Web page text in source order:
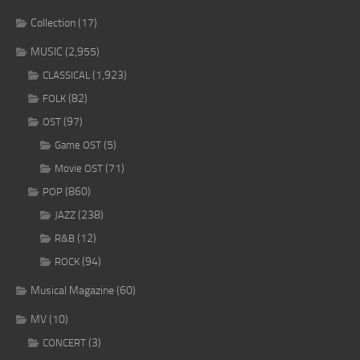
Collection(17)
MUSIC (2,955)
CLASSICAL (1,923)
FOLK (82)
OST (97)
Game OST (5)
Movie OST (71)
POP (860)
JAZZ (238)
R&B (12)
ROCK (94)
Musical Magazine(60)
MV(10)
CONCERT (3)